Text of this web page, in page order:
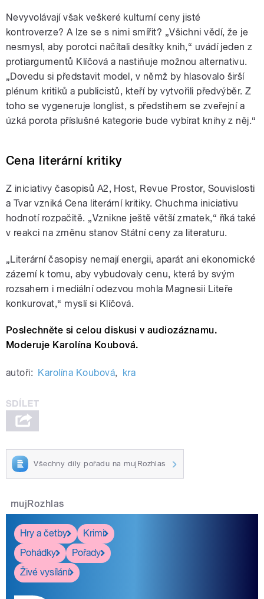
Nevyvolávají však veškeré kulturní ceny jisté
kontroverze? A lze se s nimi smířit? „Všichni vědí, že je
nesmysl, aby porotci načítali desítky knih,“ uvádí jeden z
protiargumentů Klíčová a nastiňuje možnou alternativu.
„Dovedu si představit model, v němž by hlasovalo širší
plénum kritiků a publicistů, kteří by vytvořili předvýběr. Z
toho se vygeneruje longlist, s předstihem se zveřejní a
úzká porota příslušné kategorie bude vybírat knihy z něj.“
Cena literární kritiky
Z iniciativy časopisů A2, Host, Revue Prostor, Souvislosti
a Tvar vzniká Cena literární kritiky. Chuchma iniciativu
hodnotí rozpačitě. „Vznikne ještě větší zmatek,“ říká také
v reakci na změnu stanov Státní ceny za literaturu.
„Literární časopisy nemají energii, aparát ani ekonomické
zázemí k tomu, aby vybudovaly cenu, která by svým
rozsahem i mediální odezvou mohla Magnesii Liteře
konkurovat,“ myslí si Klíčová.
Poslechněte si celou diskusi v audiozáznamu.
Moderuje Karolína Koubová.
autoři: Karolína Koubová, kra
Všechny díly pořadu na mujRozhlas
mujRozhlas
Hry a četby
Krimi
Pohádky
Pořady
Živé vysílání